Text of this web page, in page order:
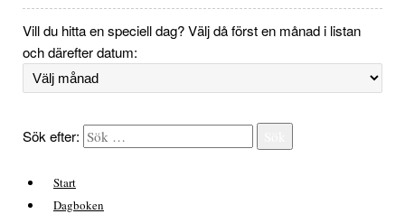
Vill du hitta en speciell dag? Välj då först en månad i listan
och därefter datum:
Sök efter:
Start
Dagboken